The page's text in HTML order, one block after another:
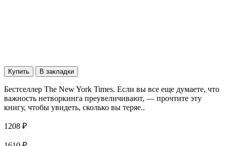
Купить В закладки
Бестселлер The New York Times. Если вы все еще думаете, что
важность нетворкинга преувеличивают, — прочтите эту
книгу, чтобы увидеть, сколько вы теряе..
1208 ₽